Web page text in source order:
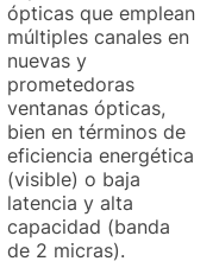
ópticas que emplean
múltiples canales en
nuevas y
prometedoras
ventanas ópticas,
bien en términos de
eficiencia energética
(visible) o baja
latencia y alta
capacidad (banda
de 2 micras).